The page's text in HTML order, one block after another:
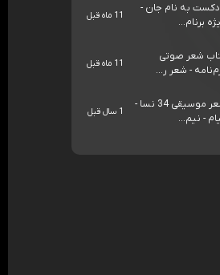
به نام جان -
برنام...
11 ماه قبل
شعر صوتی
- شعر ر...
11 ماه قبل
شعر موسیقی 34 نسا -
- نیم...
1 سال قبل